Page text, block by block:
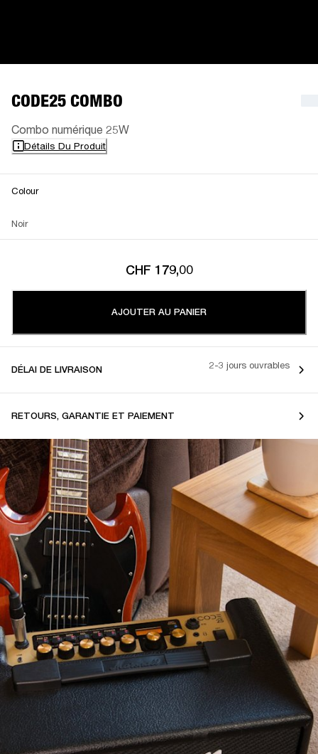
CODE25 COMBO
Combo numérique 25W
Détails Du Produit
Colour
Noir
CHF 179,00
AJOUTER AU PANIER
DÉLAI DE LIVRAISON 2-3 jours ouvrables
RETOURS, GARANTIE ET PAIEMENT